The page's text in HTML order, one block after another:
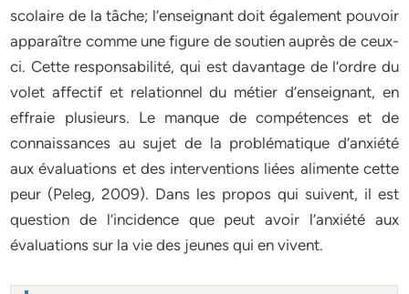
scolaire de la tâche; l’enseignant doit également pouvoir
apparaître comme une figure de soutien auprès de ceux-
ci. Cette responsabilité, qui est davantage de l’ordre du
volet affectif et relationnel du métier d’enseignant, en
effraie plusieurs. Le manque de compétences et de
connaissances au sujet de la problématique d’anxiété
aux évaluations et des interventions liées alimente cette
peur (Peleg, 2009). Dans les propos qui suivent, il est
question de l’incidence que peut avoir l’anxiété aux
évaluations sur la vie des jeunes qui en vivent.